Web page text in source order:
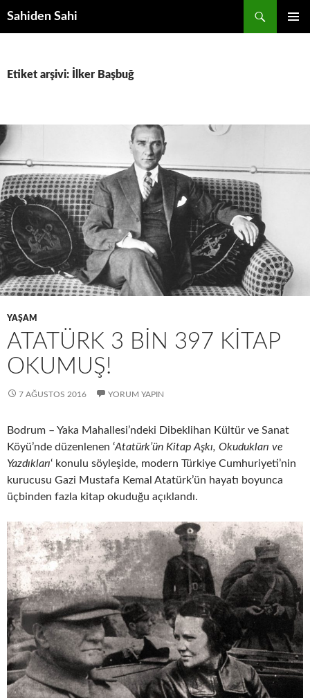
Sahiden Sahi
Etiket arşivi: İlker Başbuğ
YAŞAM
ATATÜRK 3 BIN 397 KITAP
OKUMUŞ!
7 AĞUSTOS 2016 YORUM YAPIN
Bodrum – Yaka Mahallesi’ndeki Dibeklihan Kültür ve Sanat
Köyü’nde düzenlenen ‘Atatürk’ün Kitap Aşkı, Okudukları ve
Yazdıkları‘ konulu söyleşide, modern Türkiye Cumhuriyeti’nin
kurucusu Gazi Mustafa Kemal Atatürk’ün hayatı boyunca
üçbinden fazla kitap okuduğu açıklandı.